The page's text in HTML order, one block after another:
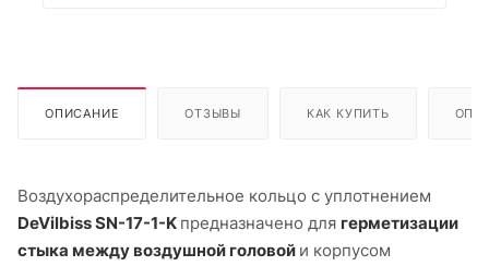
ОПИСАНИЕ ОТЗЫВЫ КАК КУПИТЬ
Воздухораспределительное кольцо с уплотнением
DeVilbiss SN-17-1-K предназначено для герметизации
стыка между воздушной головой и корпусом